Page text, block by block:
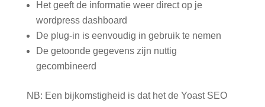
Het geeft de informatie weer direct op je
wordpress dashboard
De plug-in is eenvoudig in gebruik te nemen
De getoonde gegevens zijn nuttig
gecombineerd
NB: Een bijkomstigheid is dat het de Yoast SEO